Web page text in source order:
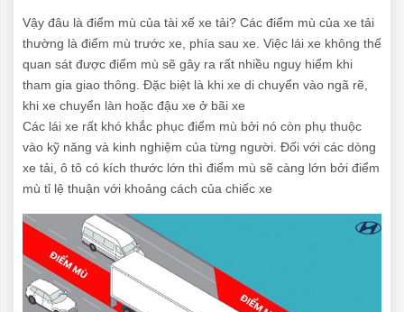
Vậy đâu là điểm mù của tài xế xe tải? Các điểm mù của xe tải
thường là điểm mù trước xe, phía sau xe. Việc lái xe không thể
quan sát được điểm mù sẽ gây ra rất nhiều nguy hiểm khi
tham gia giao thông. Đặc biệt là khi xe di chuyển vào ngã rẽ,
khi xe chuyển làn hoặc đậu xe ở bãi xe
Các lái xe rất khó khắc phục điểm mù bởi nó còn phụ thuộc
vào kỹ năng và kinh nghiệm của từng người. Đối với các dòng
xe tải, ô tô có kích thước lớn thì điểm mù sẽ càng lớn bởi điểm
mù tỉ lệ thuận với khoảng cách của chiếc xe